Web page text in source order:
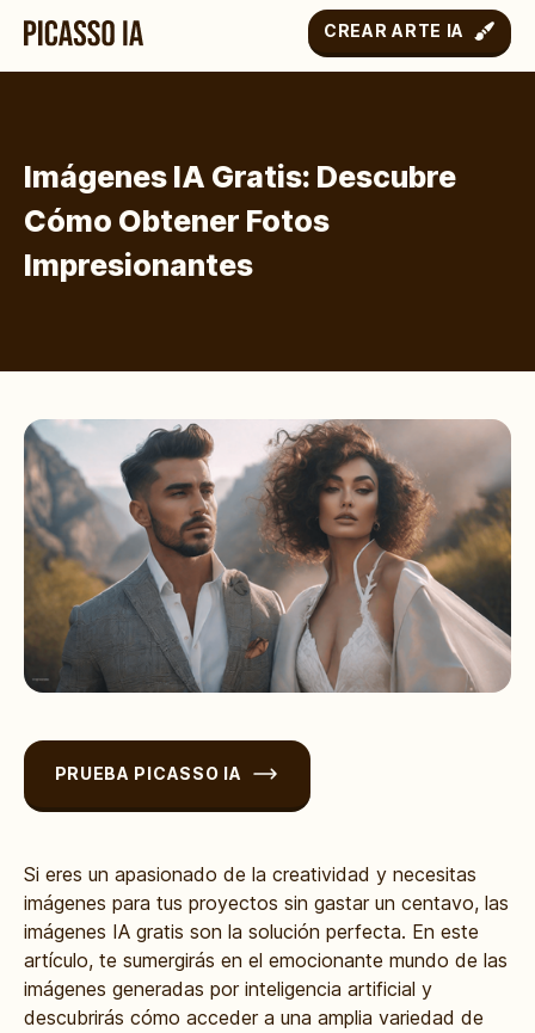
CREAR ARTE IA
Imágenes IA Gratis: Descubre
Cómo Obtener Fotos
Impresionantes
PRUEBA PICASSO IA
Si eres un apasionado de la creatividad y necesitas
imágenes para tus proyectos sin gastar un centavo, las
imágenes IA gratis son la solución perfecta. En este
artículo, te sumergirás en el emocionante mundo de las
imágenes generadas por inteligencia artificial y
descubrirás cómo acceder a una amplia variedad de